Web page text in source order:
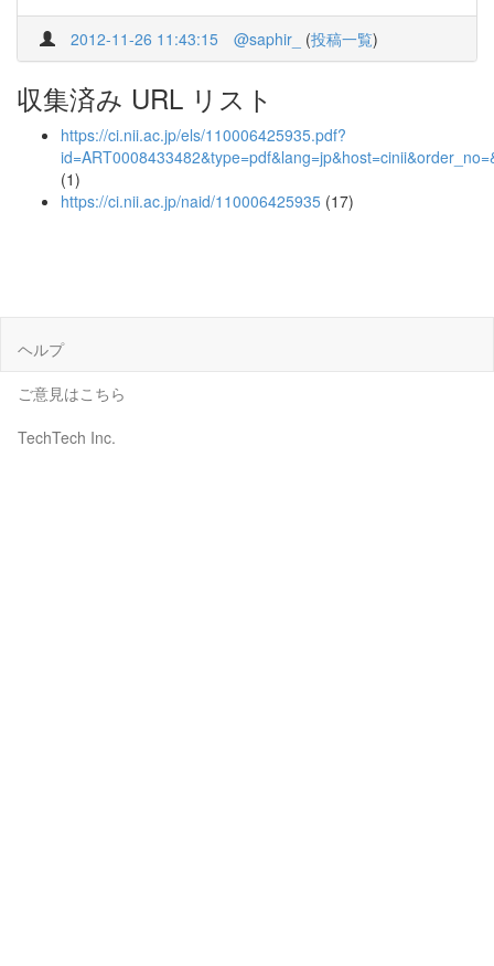
2012-11-26 11:43:15 @saphir_ (投稿一覧)
収集済み URL リスト
https://ci.nii.ac.jp/els/110006425935.pdf?
(1)
https://ci.nii.ac.jp/naid/110006425935 (17)
ヘルプ
ご意見はこちら
TechTech Inc.